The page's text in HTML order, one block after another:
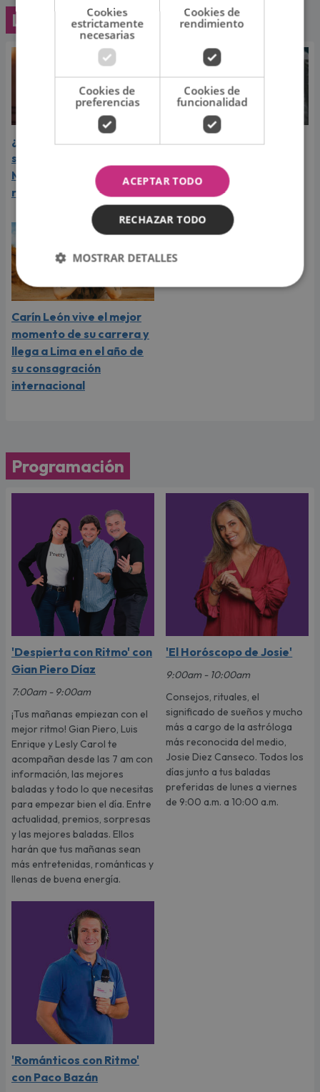
Lo último
¿Greeicy espera a su
segundo hijo? Video de
Mike Bahía desata
rumores
Laura Pausini reveló cuál
favorito y sorprendió a
sus seguidores
Carín León vive el mejor
momento de su carrera y
llega a Lima en el año de
su consagración
internacional
Programación
'Despierta con Ritmo' con
Gian Piero Díaz
7:00am - 9:00am
¡Tus mañanas empiezan con el
mejor ritmo! Gian Piero, Luis
Enrique y Lesly Carol te
acompañan desde las 7 am con
información, las mejores
baladas y todo lo que necesitas
para empezar bien el día. Entre
actualidad, premios, sorpresas
y las mejores baladas. Ellos
harán que tus mañanas sean
más entretenidas, románticas y
llenas de buena energía.
'El Horóscopo de Josie'
9:00am - 10:00am
Consejos, rituales, el
significado de sueños y mucho
más a cargo de la astróloga
más reconocida del medio,
Josie Diez Canseco. Todos los
días junto a tus baladas
preferidas de lunes a viernes
de 9:00 a.m. a 10:00 a.m.
'Románticos con Ritmo'
con Paco Bazán
Cookies
estrictamente
necesarias
Cookies de
rendimiento
Cookies de
preferencias
Cookies de
funcionalidad
ACEPTAR TODO
RECHAZAR TODO
MOSTRAR DETALLES